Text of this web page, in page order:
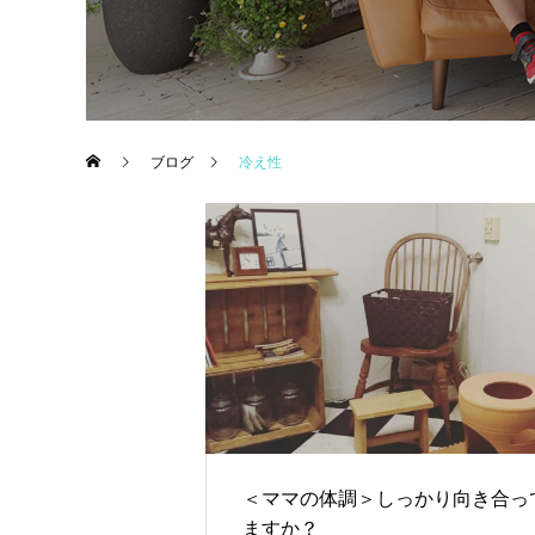
ブログ 冷え性
＜ママの体調＞しっかり向き合っ
ますか？